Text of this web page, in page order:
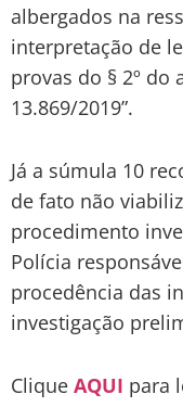
albergados na
interpretação de
provas do § 2º do
13.869/2019”.
Já a súmula 10
de fato não
procedimento
Polícia
procedência das
investigação
Clique AQUI para